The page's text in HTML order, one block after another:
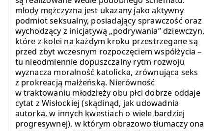
młody mężczyzna jest ukazany jako aktywny
podmiot seksualny, posiadający sprawczość oraz
wychodzący z inicjatywą „podrywania” dziewczyn,
które z kolei na każdym kroku przestrzegane są
przed zbyt wczesnym rozpoczęciem współżycia –
tu nieodmiennie dopuszczalny rytm rozwoju
wyznacza moralność katolicka, zrównująca seks
z prokreacją małżeńską. Nierówność
w traktowaniu młodzieży obu płci dobrze oddaje
cytat z Wisłockiej (skądinąd, jak udowadnia
autorka, w innych kwestiach o wiele bardziej
progresywnej), w którym obrazowo tłumaczy ona